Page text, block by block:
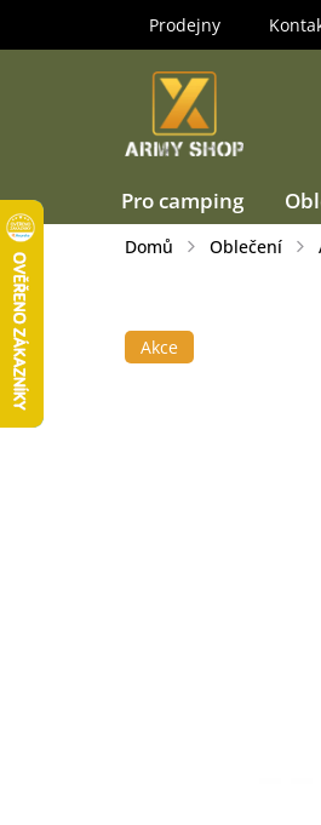
Prodejny
Pro camping
Domů Oblečení
Akce